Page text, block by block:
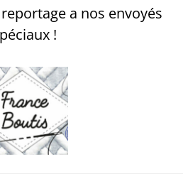
a nos envoyés
!